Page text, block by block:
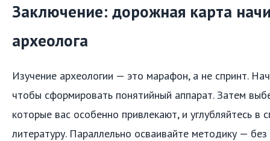
Заключение: дорожная карта
археолога
Изучение археологии — это марафон, а не спринт.
чтобы сформировать понятийный аппарат. Затем
которые вас особенно привлекают, и углубляйтесь в
литературу. Параллельно осваивайте методику —